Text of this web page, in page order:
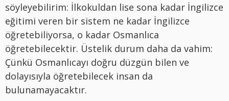
söyleyebilirim: İlkokuldan lise sona kadar İngilizce
eğitimi veren bir sistem ne kadar İngilizce
öğretebiliyorsa, o kadar Osmanlıca
öğretebilecektir. Üstelik durum daha da vahim:
Çünkü Osmanlıcayı doğru düzgün bilen ve
dolayısıyla öğretebilecek insan da
bulunamayacaktır.